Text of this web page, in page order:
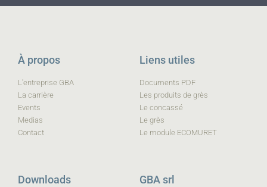
À propos
L'entreprise GBA
La carrière
Events
Medias
Contact
Liens utiles
Documents PDF
Les produits de grès
Le concassé
Le grès
Le module ECOMURET
Downloads GBA srl